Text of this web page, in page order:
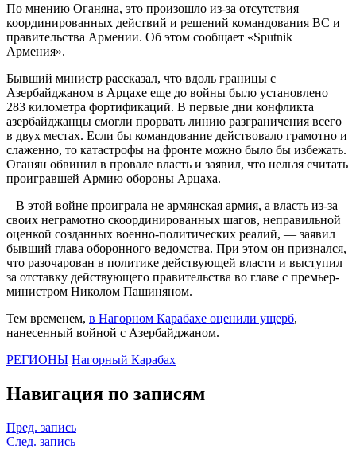
По мнению Оганяна, это произошло из-за отсутствия
координированных действий и решений командования ВС и
правительства Армении. Об этом сообщает «Sputnik
Армения».
Бывший министр рассказал, что вдоль границы с
Азербайджаном в Арцахе еще до войны было установлено
283 километра фортификаций. В первые дни конфликта
азербайджанцы смогли прорвать линию разграничения всего
в двух местах. Если бы командование действовало грамотно и
слаженно, то катастрофы на фронте можно было бы избежать.
Оганян обвинил в провале власть и заявил, что нельзя считать
проигравшей Армию обороны Арцаха.
– В этой войне проиграла не армянская армия, а власть из-за
своих неграмотно скоординированных шагов, неправильной
оценкой созданных военно-политических реалий, — заявил
бывший глава оборонного ведомства. При этом он признался,
что разочарован в политике действующей власти и выступил
за отставку действующего правительства во главе с премьер-
министром Николом Пашиняном.
Тем временем, в Нагорном Карабахе оценили ущерб,
нанесенный войной с Азербайджаном.
РЕГИОНЫ Нагорный Карабах
Навигация по записям
Пред. запись
След. запись